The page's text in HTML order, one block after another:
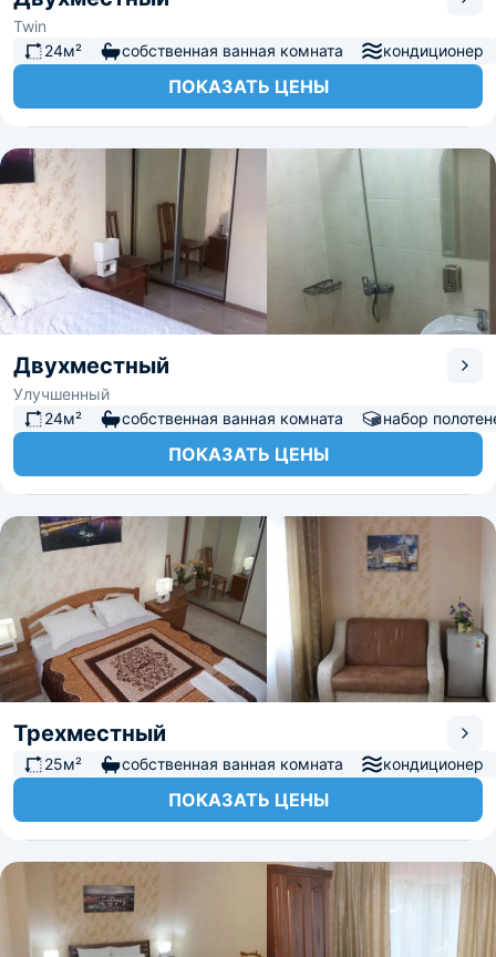
Twin
24м²
собственная ванная комната кондиционер
ПОКАЗАТЬ ЦЕНЫ
Двухместный
Улучшенный
24м²
собственная ванная комната набор
ПОКАЗАТЬ ЦЕНЫ
Трехместный
25м² собственная ванная комната кондиционер
ПОКАЗАТЬ ЦЕНЫ